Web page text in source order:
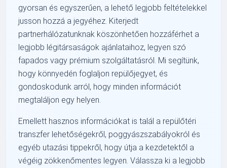
gyorsan és egyszerűen, a lehető legjobb feltételekkel
jusson hozzá a jegyéhez. Kiterjedt
partnerhálózatunknak köszönhetően hozzáférhet a
legjobb légitársaságok ajánlataihoz, legyen szó
fapados vagy prémium szolgáltatásról. Mi segítünk,
hogy könnyedén foglaljon repülőjegyet, és
gondoskodunk arról, hogy minden információt
megtaláljon egy helyen.
Emellett hasznos információkat is talál a repülőtéri
transzfer lehetőségekről, poggyászszabályokról és
egyéb utazási tippekről, hogy útja a kezdetektől a
végéig zökkenőmentes legyen. Válassza ki a legjobb